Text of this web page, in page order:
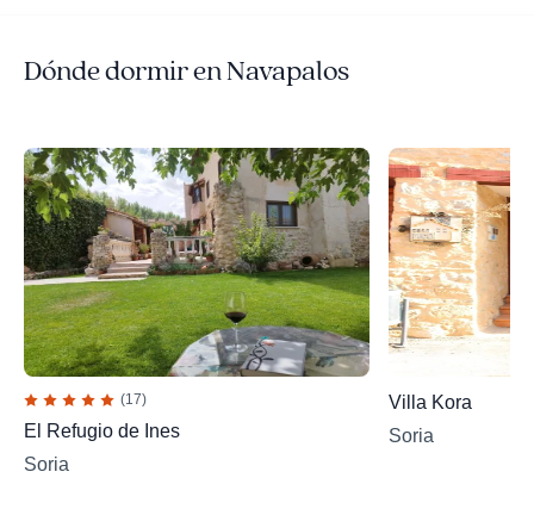
Dónde dormir en Navapalos
(17)
El Refugio de Ines
Soria
Villa Kora
Soria